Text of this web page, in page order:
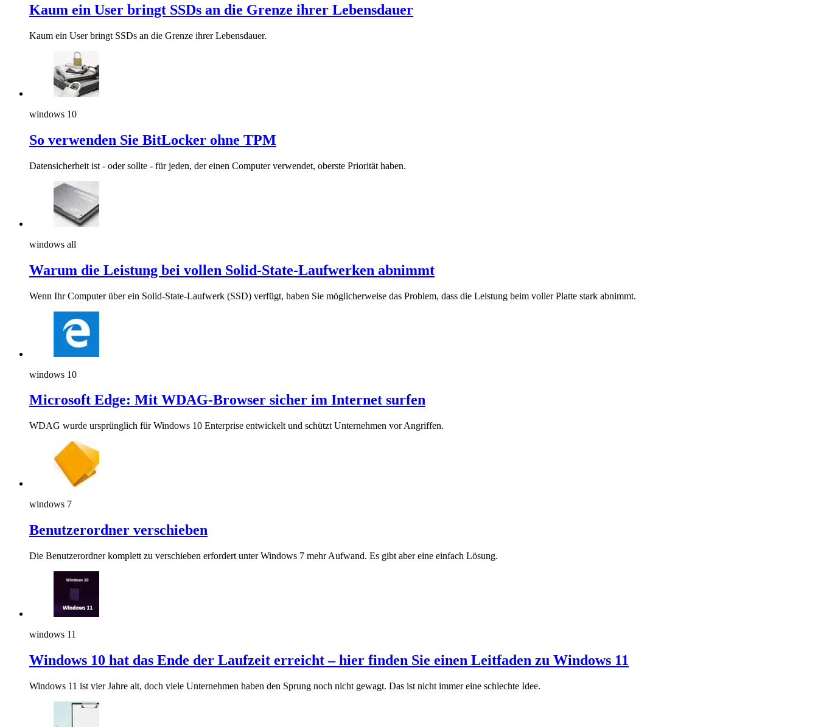
Kaum ein User bringt SSDs an die Grenze ihrer Lebensdauer
Kaum ein User bringt SSDs an die Grenze ihrer Lebensdauer.
windows 10
So verwenden Sie BitLocker ohne TPM
Datensicherheit ist - oder sollte - für jeden, der einen Computer verwendet, oberste Priorität haben.
windows all
Warum die Leistung bei vollen Solid-State-Laufwerken abnimmt
Wenn Ihr Computer über ein Solid-State-Laufwerk (SSD) verfügt, haben Sie möglicherweise das Problem, dass die Leistung beim voller Platte stark abnimmt.
windows 10
Microsoft Edge: Mit WDAG-Browser sicher im Internet surfen
WDAG wurde ursprünglich für Windows 10 Enterprise entwickelt und schützt Unternehmen vor Angriffen.
windows 7
Benutzerordner verschieben
Die Benutzerordner komplett zu verschieben erfordert unter Windows 7 mehr Aufwand. Es gibt aber eine einfach Lösung.
windows 11
Windows 10 hat das Ende der Laufzeit erreicht – hier finden Sie einen Leitfaden zu Windows 11
Windows 11 ist vier Jahre alt, doch viele Unternehmen haben den Sprung noch nicht gewagt. Das ist nicht immer eine schlechte Idee.